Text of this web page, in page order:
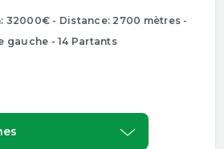
32000€ - Distance: 2700 mètres -
gauche - 14 Partants